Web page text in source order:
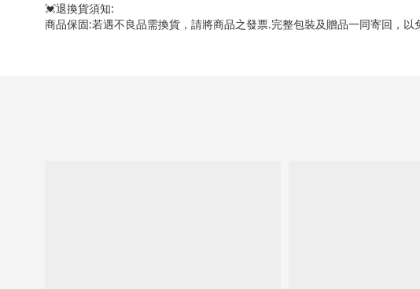
💓退換貨須知:
商品保固:若遇不良品需換貨，請將商品之發票.完整包裝及贈品一同寄回，以